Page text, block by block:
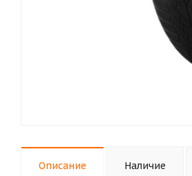
Описание Наличие